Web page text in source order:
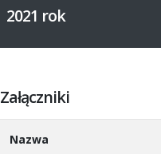
2021 rok
Załączniki
Nazwa